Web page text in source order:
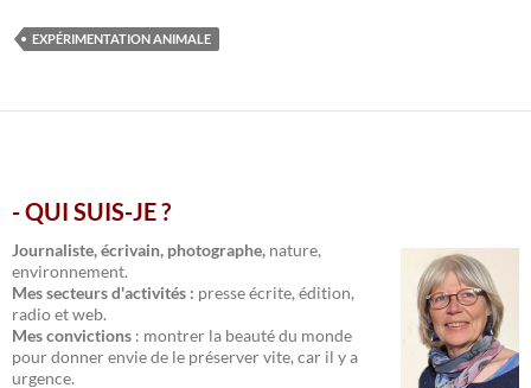
EXPÉRIMENTATION ANIMALE
- QUI SUIS-JE ?
Journaliste, écrivain, photographe, nature,
environnement.
Mes secteurs d'activités : presse écrite, édition,
radio et web.
Mes convictions : montrer la beauté du monde
pour donner envie de le préserver vite, car il y a
urgence.